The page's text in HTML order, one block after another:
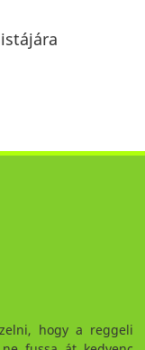
hogy a reggeli